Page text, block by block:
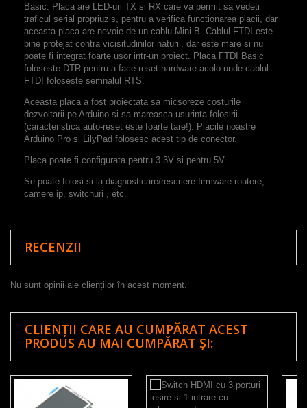
Basic. Placa are LED-uri TX si RX care va permit sa vedeti
traficul serial propriuzis, pentru a verifica functionarea placii, dar
aceasta placa are nevoie de un cablu Mini-B. Cablul FTDI este
bine protejat contra vicisitudinilor naturii, dar este mare si nu
poate fi integrat foarte usor intr-un proiect. Placa FTDI Basic
foloseste DTR pentru a face reset hardware acolo unde cablul
FTDI foloseste semnalul RTS.
Aceasta placa a fost proiectata sa micsoreze costurile
dezvoltarii pe Arduino si sa mareasca usurinta folosirii
(caracteristica auto-reset este foarte tare!). Placile noastre
Arduino Pro si LilyPad folosesc acest tip de conector.
Placa poate fi configurata pentru 3.3V si pentru 5V .
Se poate folosi si la diagnosticare/rescriere firmware routere,
camere ip, switchuri , etc.
RECENZII
Nu sunt opinii ale clienților în acest moment.
CLIENȚII CARE AU CUMPĂRAT ACEST
PRODUS AU MAI CUMPĂRAT ȘI: